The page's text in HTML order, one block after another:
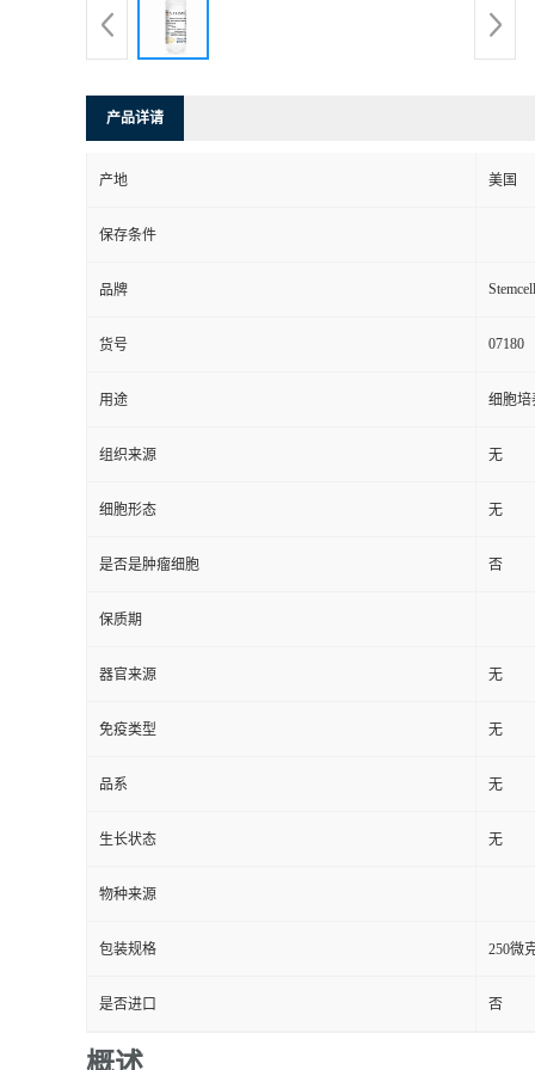
产品详请
产地 美国
保存条件
品牌 Stemcell
货号 07180
用途 细胞培
组织来源 无
细胞形态 无
是否是肿瘤细胞 否
保质期
器官来源 无
免疫类型 无
品系 无
生长状态 无
物种来源
包装规格 250微
是否进口 否